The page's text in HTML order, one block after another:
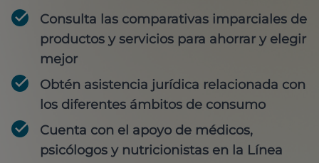
Consulta las comparativas imparciales de
productos y servicios para ahorrar y elegir
mejor
Obtén asistencia jurídica relacionada con
los diferentes ámbitos de consumo
Cuenta con el apoyo de médicos,
psicólogos y nutricionistas en la Línea